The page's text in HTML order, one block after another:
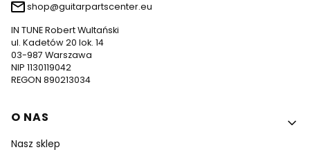
shop@guitarpartscenter.eu
IN TUNE Robert Wultański
ul. Kadetów 20 lok. 14
03-987 Warszawa
NIP 1130119042
REGON 890213034
Linki w stopce
O NAS
Nasz sklep